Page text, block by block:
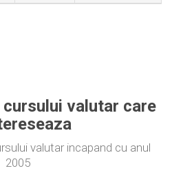
valutar care
valutar incapand cu anul
2005